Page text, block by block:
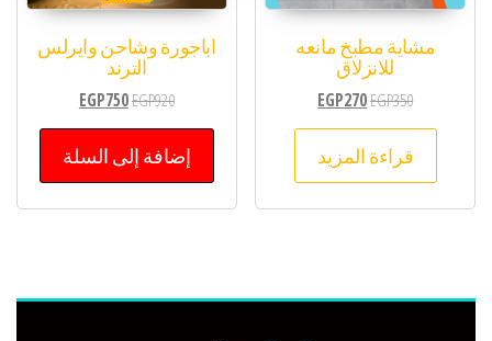
مشاية مطبخ مانعه
للانزلاق
EGP350
EGP270
قراءة المزيد
اباجورة وشاحن وايرلس
الترند
EGP920
EGP750
إضافة إلى السلة